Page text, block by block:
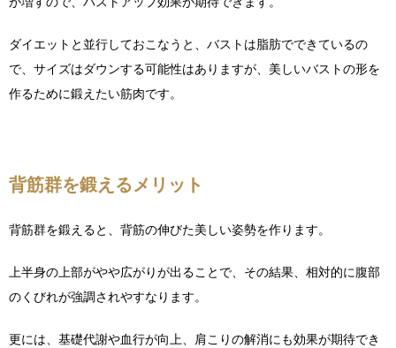
ダイエットと並行しておこなうと、バストは脂肪でできているの
で、サイズはダウンする可能性はありますが、美しいバストの形を
作るために鍛えたい筋肉です。
背筋群を鍛えるメリット
背筋群を鍛えると、背筋の伸びた美しい姿勢を作ります。
上半身の上部がやや広がりが出ることで、その結果、相対的に腹部
のくびれが強調されやすなります。
更には、基礎代謝や血行が向上、肩こりの解消にも効果が期待でき